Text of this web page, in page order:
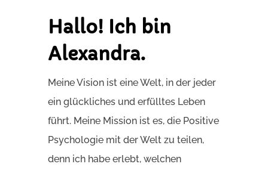
Hallo! Ich bin
Alexandra.
Meine Vision ist eine Welt, in der jeder
ein glückliches und erfülltes Leben
führt. Meine Mission ist es, die Positive
Psychologie mit der Welt zu teilen,
denn ich habe erlebt, welchen